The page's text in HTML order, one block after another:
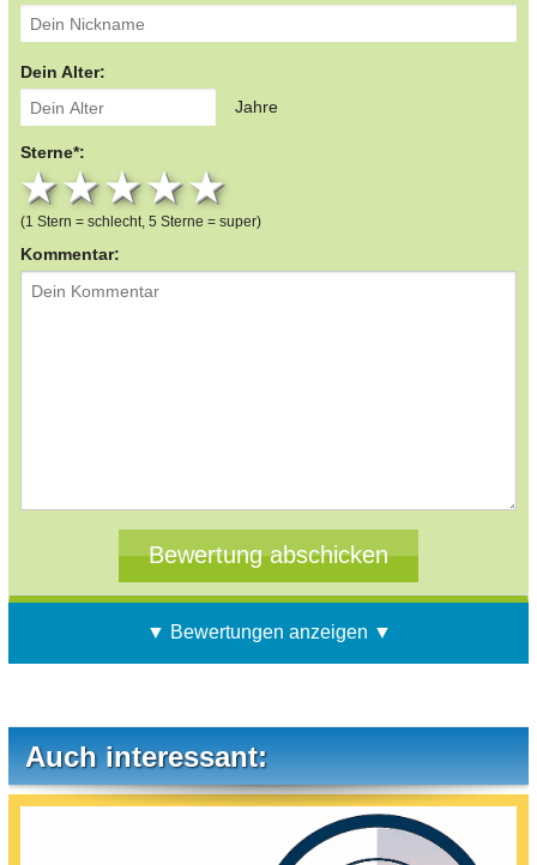
Dein Alter:
Jahre
Sterne*:
4 stars
3 stars
2 stars
1 star
(1 Stern = schlecht, 5 Sterne = super)
Kommentar:
▼ Bewertungen anzeigen ▼
Auch interessant: